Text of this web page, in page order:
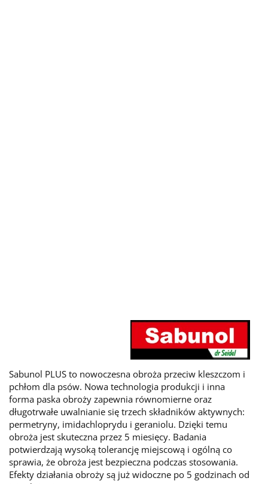
Sabunol PLUS to nowoczesna obroża przeciw kleszczom i
pchłom dla psów. Nowa technologia produkcji i inna
forma paska obroży zapewnia równomierne oraz
długotrwałe uwalnianie się trzech składników aktywnych:
permetryny, imidachloprydu i geraniolu. Dzięki temu
obroża jest skuteczna przez 5 miesięcy. Badania
potwierdzają wysoką tolerancję miejscową i ogólną co
sprawia, że obroża jest bezpieczna podczas stosowania.
Efekty działania obroży są już widoczne po 5 godzinach od